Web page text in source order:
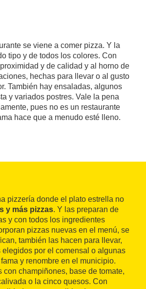
se viene a comer pizza. Y la
tipo y de todos los colores. Con
y de calidad y al horno de
hechas para llevar o al gusto
También hay ensaladas, algunos
y variados postres. Vale la pena
pues no es un restaurante
hace que a menudo esté lleno.
pizzería donde el plato estrella no
y más pizzas. Y las preparan de
y con todos los ingredientes
pizzas nuevas en el menú, se
también las hacen para llevar,
por el comensal o algunas
y renombre en el municipio.
con champiñones, base de tomate,
o la cinco quesos. Con